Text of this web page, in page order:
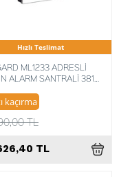
Hızlı Teslimat
ML1233 ADRESLİ
ALARM SANTRALİ 381
kaçırma
TL
TL